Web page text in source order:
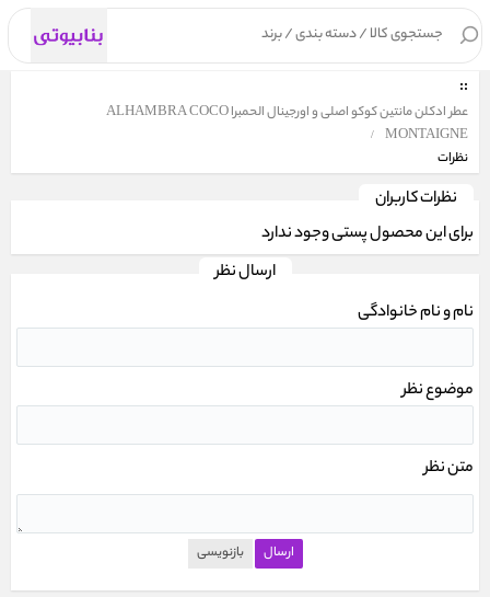
عطر ادکلن مانتین کوکو اصلی و اورجینال الحمبرا ALHAMBRA COCO
MONTAIGNE
نظرات
نظرات کاربران
برای این محصول پستی وجود ندارد
ارسال نظر
نام و نام خانوادگی
موضوع نظر
متن نظر